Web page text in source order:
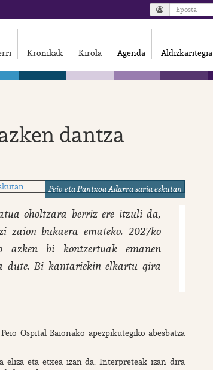
Kronikak Kirola Agenda Aldizkaritegia
dantza
Peio eta Pantxoa Adarra saria eskutan
oholtzara berriz ere itzuli da,
zaion bukaera emateko. 2027ko
azken bi kontzertuak emanen
dute. Bi kantariekin elkartu gira
Ospital Baionako apezpikutegiko abesbatza
eliza eta etxea izan da. Interpreteak izan dira